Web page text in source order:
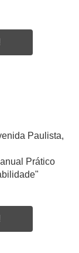
Paulista,
Prático